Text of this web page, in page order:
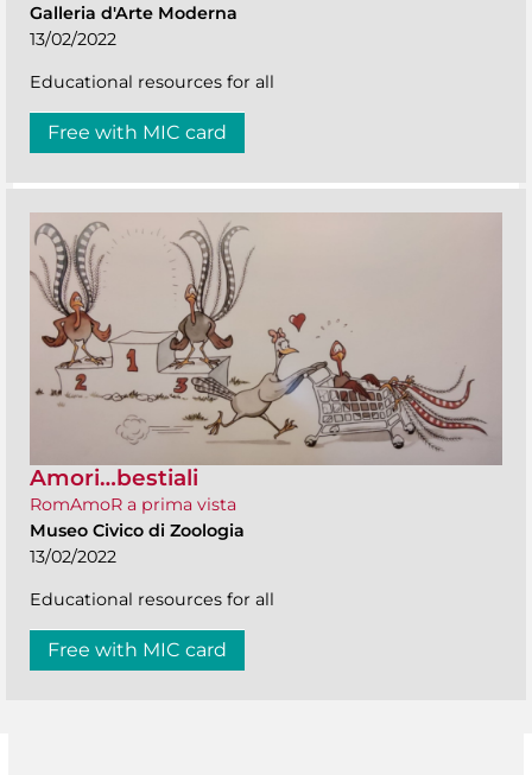
Galleria d'Arte Moderna
13/02/2022
Educational resources for all
Free with MIC card
Amori…bestiali
RomAmoR a prima vista
Museo Civico di Zoologia
13/02/2022
Educational resources for all
Free with MIC card